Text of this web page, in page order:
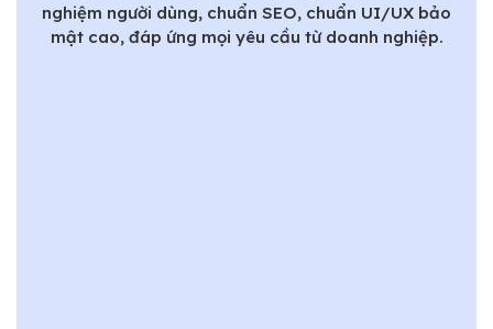
nghiệm người dùng, chuẩn SEO, chuẩn UI/UX bảo
mật cao, đáp ứng mọi yêu cầu từ doanh nghiệp.